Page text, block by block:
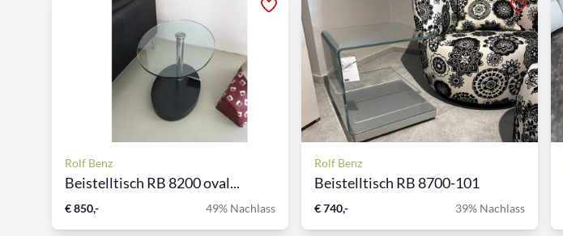
Rolf Benz
Beistelltisch RB 8200 oval...
€ 850,- 49% Nachlass
Rolf Benz
Beistelltisch RB 8700-101
€ 740,- 39% Nachlass